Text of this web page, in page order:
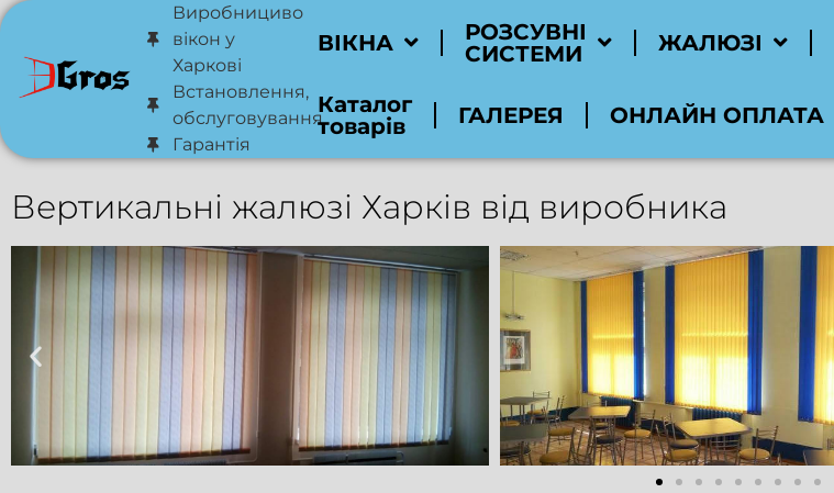
Виробнициво
вікон у
Харкові
Встановлення,
обслуговування
Гарантія
ВІКНА
РОЗСУВНІ
СИСТЕМИ
ЖАЛЮЗІ
Каталог
товарів
ГАЛЕРЕЯ ОНЛАЙН ОПЛАТА
Вертикальні жалюзі Харків від виробника